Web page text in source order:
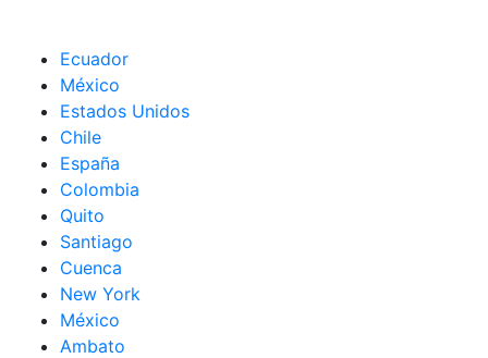
Ecuador
México
Estados Unidos
Chile
España
Colombia
Quito
Santiago
Cuenca
New York
México
Ambato